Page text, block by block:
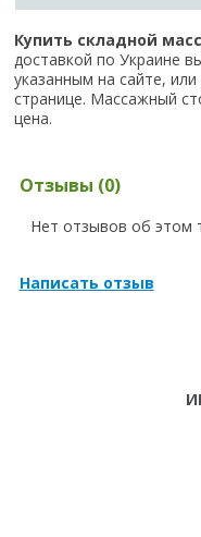
Купить складной
доставкой по Украине
указанным на сайте,
странице. Массажный
цена.
Отзывы (0)
Нет отзывов об этом
Написать отзыв